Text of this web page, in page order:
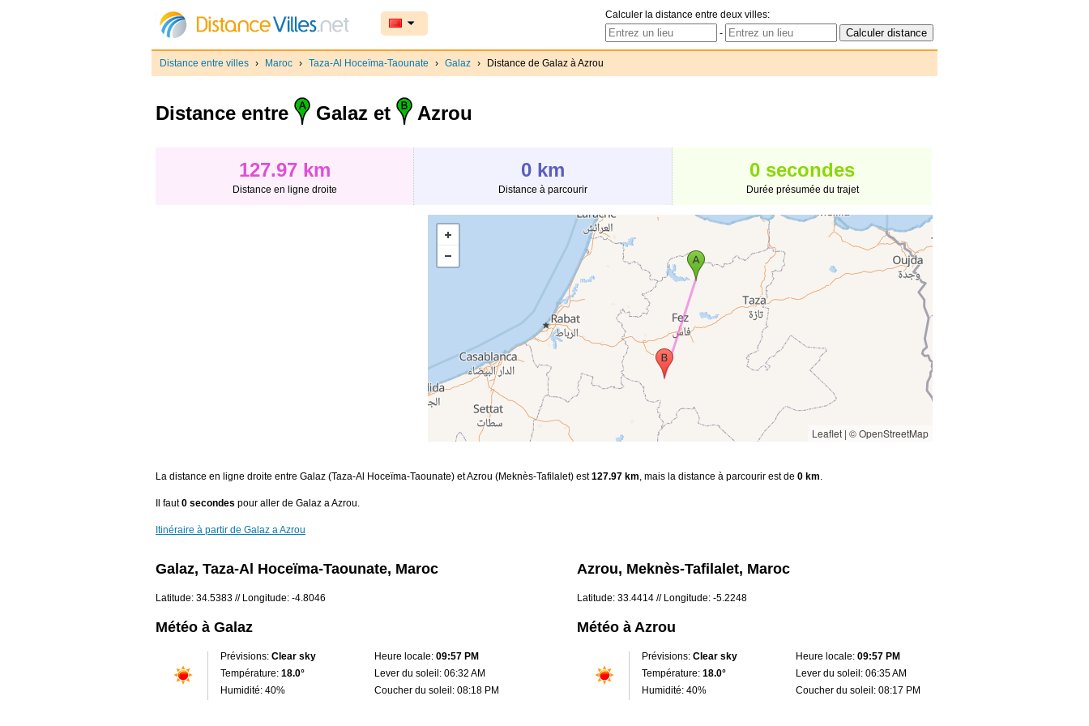
Calculer la distance entre deux villes:
-
Distance entre villes › Maroc › Taza-Al Hoceïma-Taounate › Galaz › Distance de Galaz à Azrou
Distance entre Galaz et Azrou
127.97 km
Distance en ligne droite
0 km
Distance à parcourir
0 secondes
Durée présumée du trajet
Leaflet | © OpenStreetMap
La distance en ligne droite entre Galaz (Taza-Al Hoceïma-Taounate) et Azrou (Meknès-Tafilalet) est127.97 km, mais la distance à parcourir est de 0 km.
Il faut0 secondes pour aller de Galaz a Azrou.
Itinéraire à partir de Galaz a Azrou
Galaz, Taza-Al Hoceïma-Taounate, Maroc
Latitude: 34.5383 // Longitude: -4.8046
Météo à Galaz
Prévisions: Clear sky
Température: 18.0°
Humidité: 40%
Heure locale: 09:57 PM
Lever du soleil: 06:32 AM
Coucher du soleil: 08:18 PM
Azrou, Meknès-Tafilalet, Maroc
Latitude: 33.4414 // Longitude: -5.2248
Météo à Azrou
Prévisions: Clear sky
Température: 18.0°
Humidité: 40%
Heure locale: 09:57 PM
Lever du soleil: 06:35 AM
Coucher du soleil: 08:17 PM